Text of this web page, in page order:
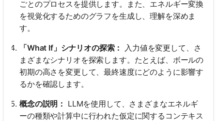
ごとのプロセスを提供します。また、エネルギー変換
を視覚化するためのグラフを生成し、理解を深めま
す。
「What If」シナリオの探索：
入力値を変更して、さ
まざまなシナリオを探索します。たとえば、ボールの
初期の高さを変更して、最終速度にどのように影響す
るかを確認します。
概念の説明： LLMを使用して、さまざまなエネルギ
ーの種類や計算中に行われた仮定に関するコンテキス